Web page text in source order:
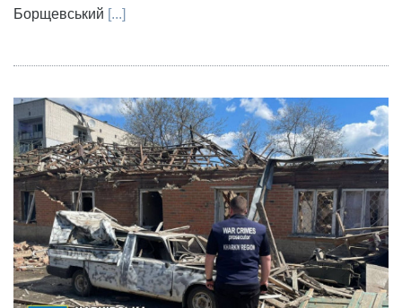
Борщевський [...]